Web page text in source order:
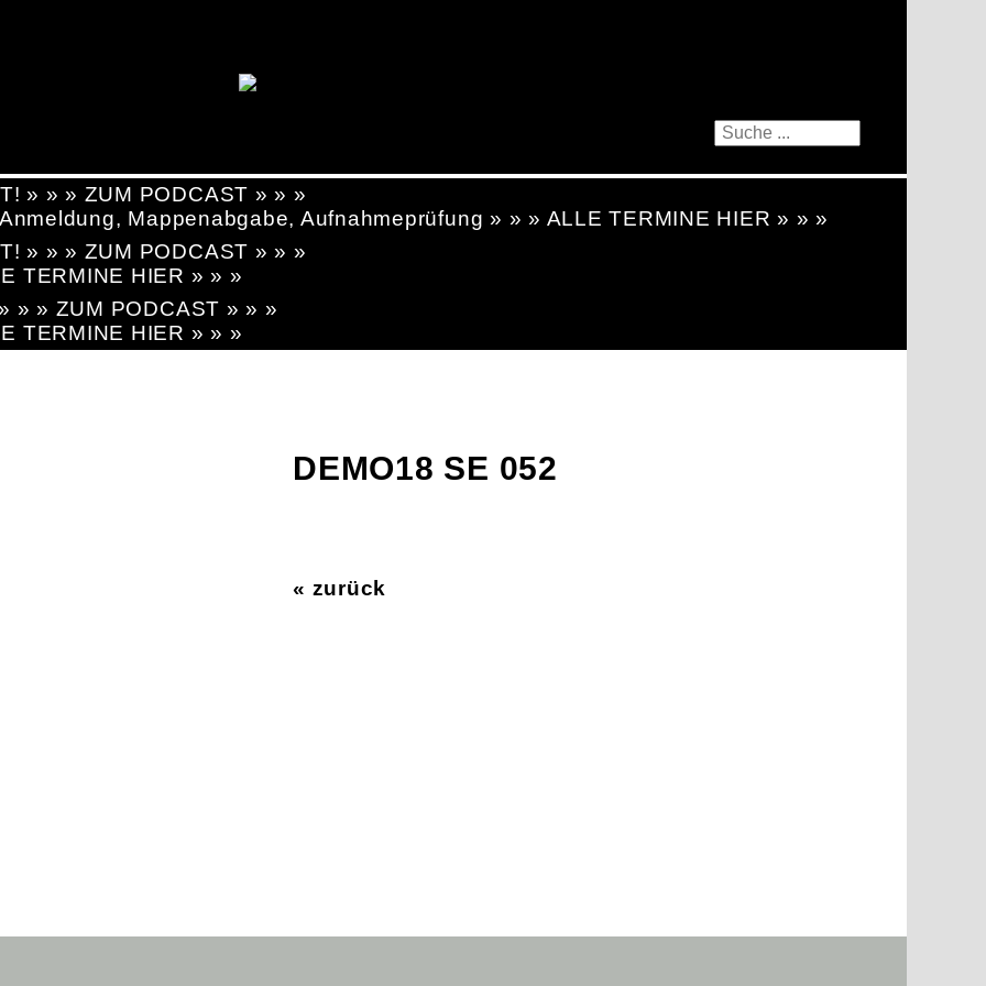
» » » ZUM PODCAST » » »
Mappenabgabe, Aufnahmeprüfung » » » ALLE TERMINE HIER » » »
» » » ZUM PODCAST » » »
TERMINE HIER » » »
» » ZUM PODCAST » » »
TERMINE HIER » » »
DEMO18 SE 052
« zurück